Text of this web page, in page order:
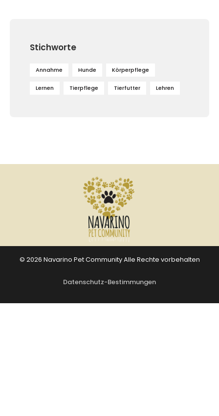
Stichworte
Annahme Hunde Körperpflege
Lernen Tierpflege Tierfutter Lehren
© 2026 Navarino Pet Community Alle Rechte vorbehalten
Datenschutz-Bestimmungen